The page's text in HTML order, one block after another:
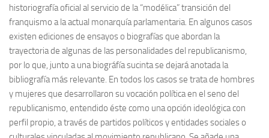
Informe de la fosa de abril de 1939 de Tembleque
Enciclopedia Republicana
Militantes históricos IR
Personajes republicanos
Izquierda Republicana. Agrupaciones y Militantes (1934-1939)
Izquierda Republicana. Navarra
Izquierda Republicana. Galicia
historiografía oficial al servicio de la “modélica” transición del
franquismo a la actual monarquía parlamentaria. En algunos casos
existen ediciones de ensayos o biografías que abordan la
trayectoria de algunas de las personalidades del republicanismo,
por lo que, junto a una biográfía sucinta se dejará anotada la
bibliografía más relevante. En todos los casos se trata de hombres
y mujeres que desarrollaron su vocación política en el seno del
republicanismo, entendido éste como una opción ideológica con
perfil propio, a través de partidos políticos y entidades sociales o